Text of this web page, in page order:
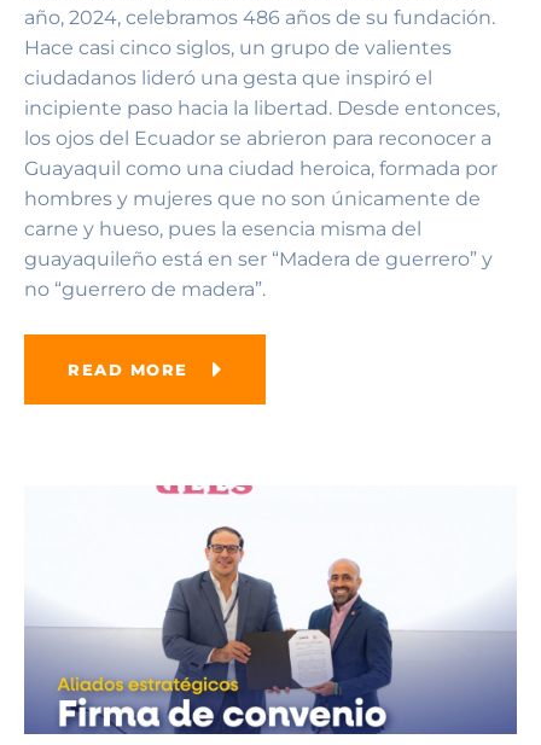
año, 2024, celebramos 486 años de su fundación.
Hace casi cinco siglos, un grupo de valientes
ciudadanos lideró una gesta que inspiró el
incipiente paso hacia la libertad. Desde entonces,
los ojos del Ecuador se abrieron para reconocer a
Guayaquil como una ciudad heroica, formada por
hombres y mujeres que no son únicamente de
carne y hueso, pues la esencia misma del
guayaquileño está en ser “Madera de guerrero” y
no “guerrero de madera”.
READ MORE